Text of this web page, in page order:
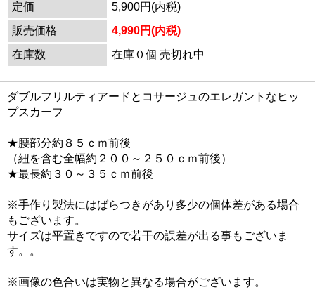
定価
5,900円(内税)
販売価格
4,990円(内税)
在庫数
在庫０個 売切れ中
ダブルフリルティアードとコサージュのエレガントなヒッ
プスカーフ
★腰部分約８５ｃｍ前後
（紐を含む全幅約２００～２５０ｃｍ前後）
★最長約３０～３５ｃｍ前後
※手作り製法にはばらつきがあり多少の個体差がある場合
もございます。
サイズは平置きですので若干の誤差が出る事もございま
す。。
※画像の色合いは実物と異なる場合がございます。